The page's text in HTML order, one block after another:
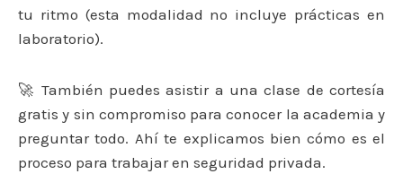
tu ritmo (esta modalidad no incluye prácticas en
laboratorio).
🚀 También puedes asistir a una clase de cortesía
gratis y sin compromiso para conocer la academia y
preguntar todo. Ahí te explicamos bien cómo es el
proceso para trabajar en seguridad privada.